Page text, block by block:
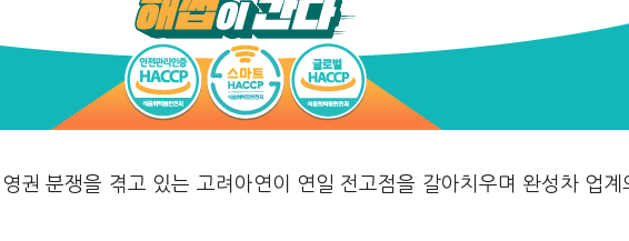
권 분쟁을 겪고 있는 고려아연이 연일 전고점을 갈아치우며 완성차 업계